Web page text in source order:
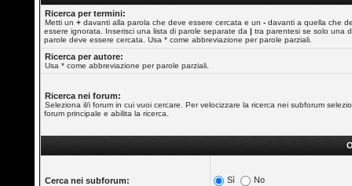
Ricerca per termini:
Metti un+ davanti alla parola che deve essere cercata e un- davanti a quella che
essere ignorata. Inserisci una lista di parole separate da| tra parentesi se solo una
parole deve essere cercata. Usa * come abbreviazione per parole parziali.
Ricerca per autore:
Usa * come abbreviazione per parole parziali.
Ricerca nei forum:
Seleziona il/i forum in cui vuoi cercare. Per velocizzare la ricerca nei subforum
forum principale e abilita la ricerca.
Cerca nei subforum: Sì No